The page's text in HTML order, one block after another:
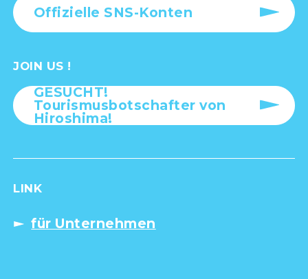
Offizielle SNS-Konten
JOIN US !
GESUCHT!
Tourismusbotschafter von
Hiroshima!
LINK
für Unternehmen